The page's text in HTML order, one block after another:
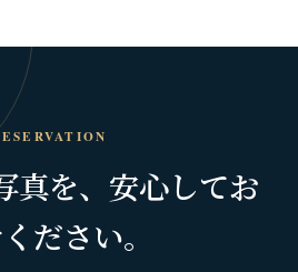
を、 安心してお
ださい。